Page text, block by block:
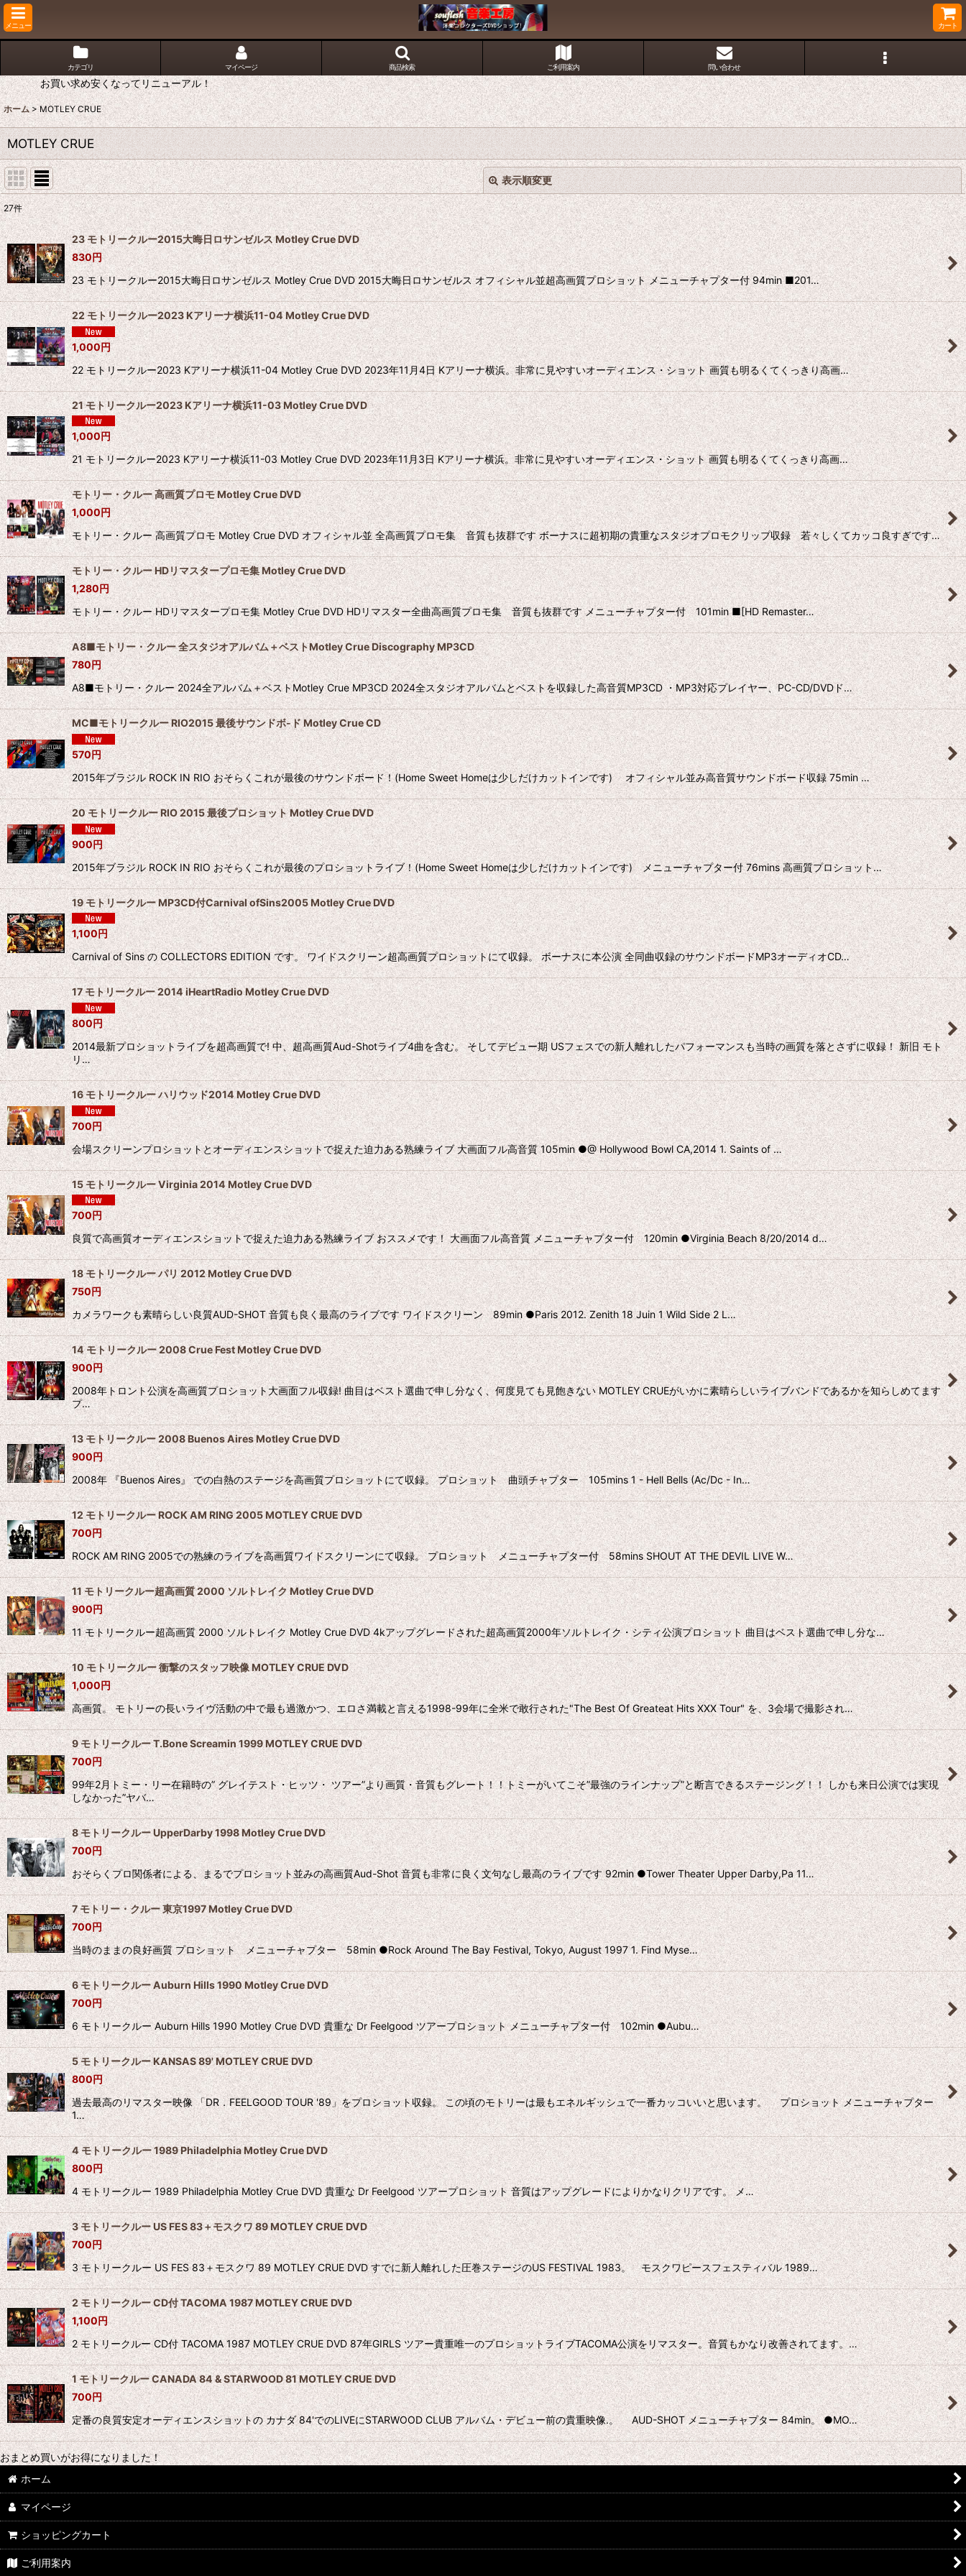
メニュー カート
カテゴリ マイページ 商品検索 ご利用案内 問い合わせ
お買い求め安くなってリニューアル！
ホーム > MOTLEY CRUE
MOTLEY CRUE
表示順変更
表示数:
並び順:
絞り込む
閉じる
27件
23 モトリークルー2015大晦日ロサンゼルス Motley Crue DVD
830円
23 モトリークルー2015大晦日ロサンゼルス Motley Crue DVD 2015大晦日ロサンゼルス オフィシャル並超高画質プロショット メニューチャプター付 94min ■201…
22 モトリークルー2023 Kアリーナ横浜11-04 Motley Crue DVD
1,000円
22 モトリークルー2023 Kアリーナ横浜11-04 Motley Crue DVD 2023年11月4日 Kアリーナ横浜。非常に見やすいオーディエンス・ショット 画質も明るくてくっきり高画…
21 モトリークルー2023 Kアリーナ横浜11-03 Motley Crue DVD
1,000円
21 モトリークルー2023 Kアリーナ横浜11-03 Motley Crue DVD 2023年11月3日 Kアリーナ横浜。非常に見やすいオーディエンス・ショット 画質も明るくてくっきり高画…
モトリー・クルー 高画質プロモ Motley Crue DVD
1,000円
モトリー・クルー 高画質プロモ Motley Crue DVD オフィシャル並 全高画質プロモ集 音質も抜群です ボーナスに超初期の貴重なスタジオプロモクリップ収録 若々しくてカッコ良すぎです…
モトリー・クルー HDリマスタープロモ集 Motley Crue DVD
1,280円
モトリー・クルー HDリマスタープロモ集 Motley Crue DVD HDリマスター全曲高画質プロモ集 音質も抜群です メニューチャプター付 101min ■[HD Remaster…
A8■モトリー・クルー 全スタジオアルバム＋ベストMotley Crue Discography MP3CD
780円
A8■モトリー・クルー 2024全アルバム＋ベストMotley Crue MP3CD 2024全スタジオアルバムとベストを収録した高音質MP3CD ・MP3対応プレイヤー、PC-CD/DVDド…
MC■モトリークルー RIO2015 最後サウンドボ-ド Motley Crue CD
570円
2015年ブラジル ROCK IN RIO おそらくこれが最後のサウンドボード！(Home Sweet Homeは少しだけカットインです) オフィシャル並み高音質サウンドボード収録 75min …
20 モトリークルー RIO 2015 最後プロショット Motley Crue DVD
900円
2015年ブラジル ROCK IN RIO おそらくこれが最後のプロショットライブ！(Home Sweet Homeは少しだけカットインです) メニューチャプター付 76mins 高画質プロショット…
19 モトリークルー MP3CD付Carnival ofSins2005 Motley Crue DVD
1,100円
Carnival of Sins の COLLECTORS EDITION です。 ワイドスクリーン超高画質プロショットにて収録。 ボーナスに本公演 全同曲収録のサウンドボードMP3オーディオCD…
17 モトリークルー 2014 iHeartRadio Motley Crue DVD
800円
2014最新プロショットライブを超高画質で! 中、超高画質Aud-Shotライブ4曲を含む。 そしてデビュー期 USフェスでの新人離れしたパフォーマンスも当時の画質を落とさずに収録！ 新旧 モト
リ…
16 モトリークルー ハリウッド2014 Motley Crue DVD
700円
会場スクリーンプロショットとオーディエンスショットで捉えた迫力ある熟練ライブ 大画面フル高音質 105min ●@ Hollywood Bowl CA,2014 1. Saints of …
15 モトリークルー Virginia 2014 Motley Crue DVD
700円
良質で高画質オーディエンスショットで捉えた迫力ある熟練ライブ おススメです！ 大画面フル高音質 メニューチャプター付 120min ●Virginia Beach 8/20/2014 d…
18 モトリークルー パリ 2012 Motley Crue DVD
750円
カメラワークも素晴らしい良質AUD-SHOT 音質も良く最高のライブです ワイドスクリーン 89min ●Paris 2012. Zenith 18 Juin 1 Wild Side 2 L…
14 モトリークルー 2008 Crue Fest Motley Crue DVD
900円
2008年トロント公演を高画質プロショット大画面フル収録! 曲目はベスト選曲で申し分なく、何度見ても見飽きない MOTLEY CRUEがいかに素晴らしいライブバンドであるかを知らしめてます
プ…
13 モトリークルー 2008 Buenos Aires Motley Crue DVD
900円
2008年 『Buenos Aires』 での白熱のステージを高画質プロショットにて収録。 プロショット 曲頭チャプター 105mins 1 - Hell Bells (Ac/Dc - In…
12 モトリークルー ROCK AM RING 2005 MOTLEY CRUE DVD
700円
ROCK AM RING 2005での熟練のライブを高画質ワイドスクリーンにて収録。 プロショット メニューチャプター付 58mins SHOUT AT THE DEVIL LIVE W…
11 モトリークルー超高画質 2000 ソルトレイク Motley Crue DVD
900円
11 モトリークルー超高画質 2000 ソルトレイク Motley Crue DVD 4kアップグレードされた超高画質2000年ソルトレイク・シティ公演プロショット 曲目はベスト選曲で申し分な…
10 モトリークルー 衝撃のスタッフ映像 MOTLEY CRUE DVD
1,000円
高画質。 モトリーの長いライヴ活動の中で最も過激かつ、エロさ満載と言える1998-99年に全米で敢行された"The Best Of Greateat Hits XXX Tour" を、3会場で撮影され…
9 モトリークルー T.Bone Screamin 1999 MOTLEY CRUE DVD
700円
99年2月トミー・リー在籍時の” グレイテスト・ヒッツ・ ツアー”より画質・音質もグレート！！トミーがいてこそ”最強のラインナップ”と断言できるステージング！！ しかも来日公演では実現
しなかった”ヤバ…
8 モトリークルー UpperDarby 1998 Motley Crue DVD
700円
おそらくプロ関係者による、まるでプロショット並みの高画質Aud-Shot 音質も非常に良く文句なし最高のライブです 92min ●Tower Theater Upper Darby,Pa 11…
7 モトリー・クルー 東京1997 Motley Crue DVD
700円
当時のままの良好画質 プロショット メニューチャプター 58min ●Rock Around The Bay Festival, Tokyo, August 1997 1. Find Myse…
6 モトリークルー Auburn Hills 1990 Motley Crue DVD
700円
6 モトリークルー Auburn Hills 1990 Motley Crue DVD 貴重な Dr Feelgood ツアープロショット メニューチャプター付 102min ●Aubu…
5 モトリークルー KANSAS 89' MOTLEY CRUE DVD
800円
過去最高のリマスター映像 「DR．FEELGOOD TOUR '89」をプロショット収録。 この頃のモトリーは最もエネルギッシュで一番カッコいいと思います。 プロショット メニューチャプター
1…
4 モトリークルー 1989 Philadelphia Motley Crue DVD
800円
4 モトリークルー 1989 Philadelphia Motley Crue DVD 貴重な Dr Feelgood ツアープロショット 音質はアップグレードによりかなりクリアです。 メ…
3 モトリークルー US FES 83＋モスクワ 89 MOTLEY CRUE DVD
700円
3 モトリークルー US FES 83＋モスクワ 89 MOTLEY CRUE DVD すでに新人離れした圧巻ステージのUS FESTIVAL 1983。 モスクワピースフェスティバル 1989…
2 モトリークルー CD付 TACOMA 1987 MOTLEY CRUE DVD
1,100円
2 モトリークルー CD付 TACOMA 1987 MOTLEY CRUE DVD 87年GIRLS ツアー貴重唯一のプロショットライブTACOMA公演をリマスター。音質もかなり改善されてます。…
1 モトリークルー CANADA 84 & STARWOOD 81 MOTLEY CRUE DVD
700円
定番の良質安定オーディエンスショットの カナダ 84'でのLIVEにSTARWOOD CLUB アルバム・デビュー前の貴重映像.。 AUD-SHOT メニューチャプター 84min。 ●MO…
おまとめ買いがお得になりました！
ホーム
マイページ
ショッピングカート
ご利用案内